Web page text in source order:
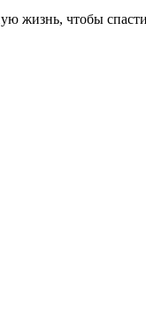
жизнь, чтобы